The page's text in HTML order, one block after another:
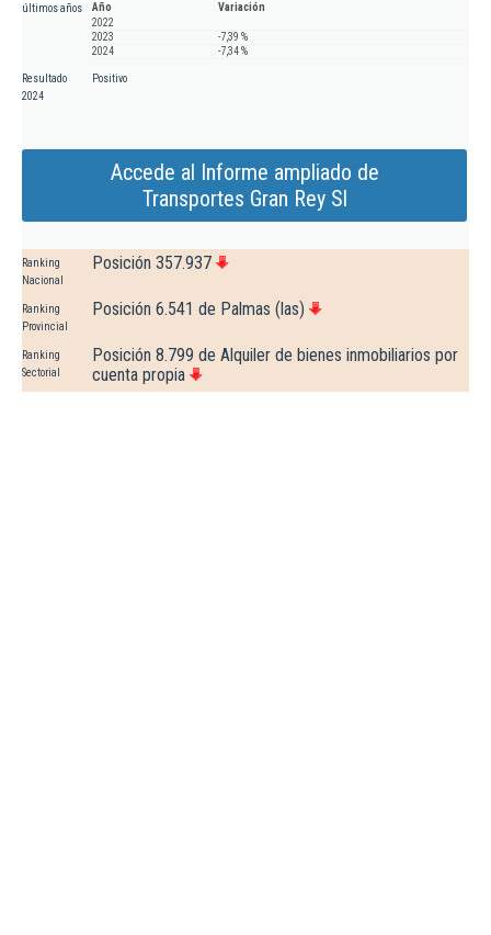
últimos años
Año
Variación
2022
2023
-7,39 %
2024
-7,34 %
Resultado
2024
Positivo
Accede al Informe ampliado de
Transportes Gran Rey Sl
Ranking
Nacional
Posición 357.937
Ranking
Provincial
Posición 6.541 de Palmas (las)
Ranking
Sectorial
Posición 8.799 de Alquiler de bienes inmobiliarios por
cuenta propia